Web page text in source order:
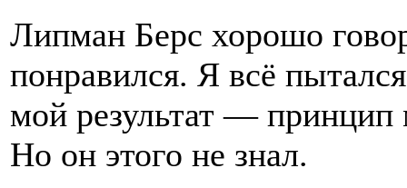
Липман Берс хорошо
понравился. Я всё
мой результат —
Но он этого не знал.